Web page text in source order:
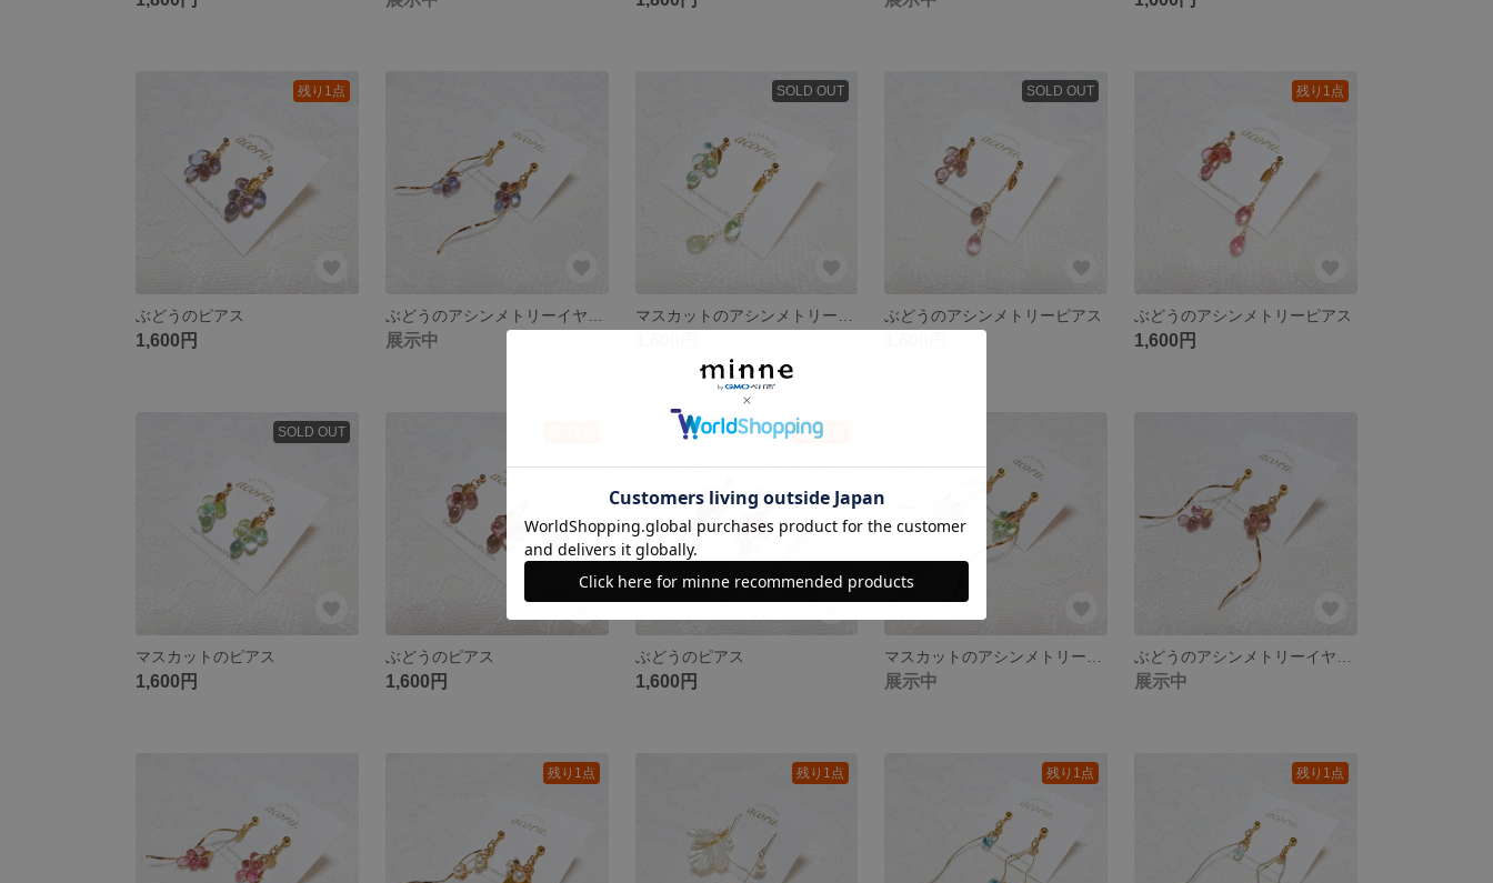
残り1点
ぶどうのピアス
1,600円 展示中
SOLD OUT SOLD OUT
ぶどうのアシンメトリーピアス
残り1点
ぶどうのアシンメトリーピアス
1,600円
SOLD OUT
マスカットのピアス
1,600円
ぶどうのピアス
1,600円
残り1点
ぶどうのピアス
1,600円 展示中 展示中
残り1点 残り1点 残り1点 残り1点